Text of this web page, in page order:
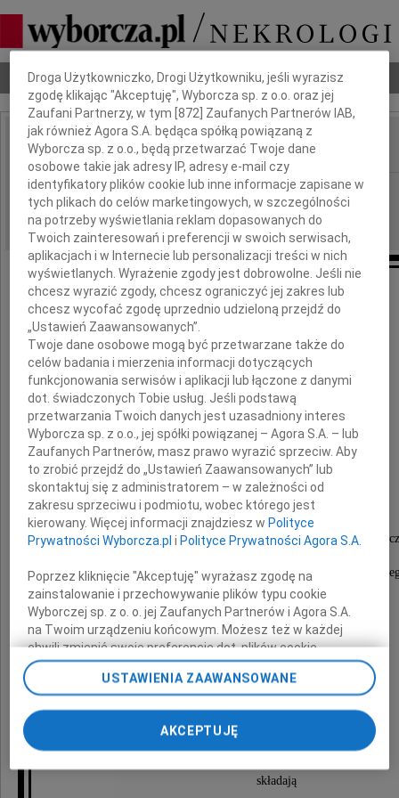
Nekrologi Odeszli Poradnik pogrzebowy
IMIĘ I NAZWISKO:
REGION: Warszawa
DATA EMISJI: 19.10.2009
Z głębokim smutkiem żegamy
Marzennę Stępień
kustosza
wieloletniego pracownika Oddziału Opracowania
w Bibliotece Głównej Województwa
Rodzinie Zmarłej
wyrazy współczucia
składają
Dbamy o Twoją prywatność
Droga Użytkowniczko, Drogi Użytkowniku, jeśli wyrazisz
zgodę klikając "Akceptuję", Wyborcza sp. z o.o. oraz jej
Zaufani Partnerzy, w tym [872 ] Zaufanych Partnerów IAB,
jak również Agora S.A. będąca spółką powiązaną z
Wyborcza sp. z o.o., będą przetwarzać Twoje dane
osobowe takie jak adresy IP, adresy e-mail czy
identyfikatory plików cookie lub inne informacje zapisane w
tych plikach do celów marketingowych, w szczególności
na potrzeby wyświetlania reklam dopasowanych do
Twoich zainteresowań i preferencji w swoich serwisach,
aplikacjach i w Internecie lub personalizacji treści w nich
wyświetlanych. Wyrażenie zgody jest dobrowolne. Jeśli nie
chcesz wyrazić zgody, chcesz ograniczyć jej zakres lub
chcesz wycofać zgodę uprzednio udzieloną przejdź do
„Ustawień Zaawansowanych”.
Twoje dane osobowe mogą być przetwarzane także do
celów badania i mierzenia informacji dotyczących
funkcjonowania serwisów i aplikacji lub łączone z danymi
dot. świadczonych Tobie usług. Jeśli podstawą
przetwarzania Twoich danych jest uzasadniony interes
Wyborcza sp. z o.o., jej spółki powiązanej – Agora S.A. – lub
Zaufanych Partnerów, masz prawo wyrazić sprzeciw. Aby
to zrobić przejdź do „Ustawień Zaawansowanych” lub
skontaktuj się z administratorem – w zależności od
zakresu sprzeciwu i podmiotu, wobec którego jest
kierowany. Więcej informacji znajdziesz w Polityce
Prywatności Wyborcza.pl i Polityce Prywatności Agora S.A.
Poprzez kliknięcie "Akceptuję" wyrażasz zgodę na
zainstalowanie i przechowywanie plików typu cookie
Wyborczej sp. z o. o. jej Zaufanych Partnerów i Agora S.A.
na Twoim urządzeniu końcowym. Możesz też w każdej
chwili zmienić swoje preferencje dot. plików cookie,
ponownie wywołując narzędzie do zarządzania Twoimi
preferencjami dot. przetwarzania danych poprzez
odnośnik „Ustawienia prywatności” w stopce serwisu i
przechodząc do sekcji „Ustawienia zaawansowane”.
Zmiana ustawień plików cookie możliwa jest także za
pomocą ustawień przeglądarki.
My, nasi Zaufani Partnerzy i Agora S.A. możemy
USTAWIENIA ZAAWANSOWANE
AKCEPTUJĘ